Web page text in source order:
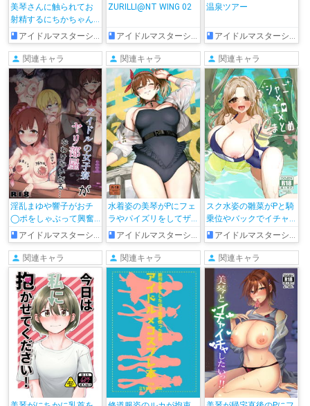
美琴さんに触られてお
射精するにちかちゃん
まんが
アイドルマスターシャイニーカラーズ
ZURILLI@NT WING 02
アイドルマスターシャイニーカラーズ
温泉ツアー
アイドルマスターシャイニーカラーズ
関連キャラ
淫乱まゆや響子がおチ
◯ポをしゃぶって興奮
したり、蘭子や志希が
騎乗位で犯されてアヘ
っちゃう!!
アイドルマスターシンデレラガールズ
関連キャラ
水着姿の美琴がPにフェ
ラやパイズリをしてザ
ー◯ンを搾り取った
り、バックや騎乗位で
イチャラブHして連続射
精されちゃう♡
アイドルマスターシャイニーカラーズ
関連キャラ
スク水姿の雛菜がPと騎
乗位やバックでイチャ
ラブHしたり、マスク姿
の摩美々がフェラをし
て口内射精されたり…♡
アイドルマスターシャイニーカラーズ
関連キャラ 関連キャラ 関連キャラ